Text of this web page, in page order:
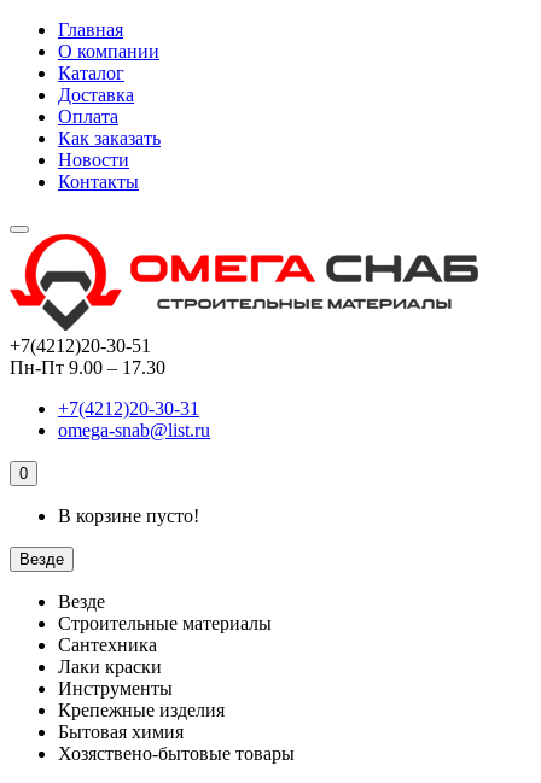
Главная
О компании
Каталог
Доставка
Оплата
Как заказать
Новости
Контакты
+7(4212)20-30-51
Пн-Пт 9.00 – 17.30
+7(4212)20-30-31
omega-snab@list.ru
0
В корзине пусто!
Везде
Везде
Строительные материалы
Сантехника
Лаки краски
Инструменты
Крепежные изделия
Бытовая химия
Хозяствено-бытовые товары